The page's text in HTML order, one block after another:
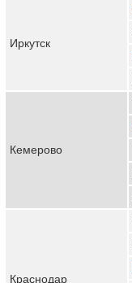
Иркутск
Кемерово
Краснодар